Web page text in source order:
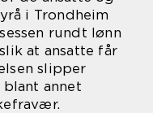
i Trondheim
rundt lønn
at ansatte får
slipper
annet